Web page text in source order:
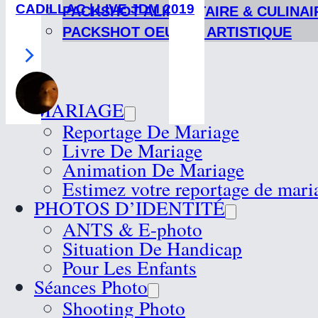
PACKSHOT ALIMENTAIRE &
PACKSHOT OEUVRE ARTISTIQUE
MARIAGE
Reportage De Mariage
Livre De Mariage
Animation De Mariage
Estimez votre reportage de
PHOTOS D’IDENTITÉ
ANTS & E-photo
Situation De Handicap
Pour Les Enfants
Séances Photo
Shooting Photo
CADILLAC | LIVE JDM 2019